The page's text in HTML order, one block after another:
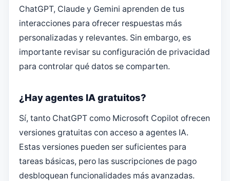
ChatGPT, Claude y Gemini aprenden de tus
interacciones para ofrecer respuestas más
personalizadas y relevantes. Sin embargo, es
importante revisar su configuración de privacidad
para controlar qué datos se comparten.
¿Hay agentes IA gratuitos?
Sí, tanto ChatGPT como Microsoft Copilot ofrecen
versiones gratuitas con acceso a agentes IA.
Estas versiones pueden ser suficientes para
tareas básicas, pero las suscripciones de pago
desbloquean funcionalidades más avanzadas.